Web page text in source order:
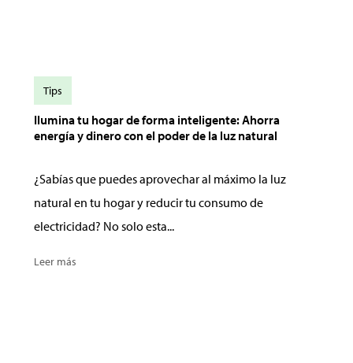
Ilumina tu hogar de forma inteligente: Ahorra
energía y dinero con el poder de la luz natural
¿Sabías que puedes aprovechar al máximo la luz
natural en tu hogar y reducir tu consumo de
electricidad? No solo esta...
Leer más
Tips